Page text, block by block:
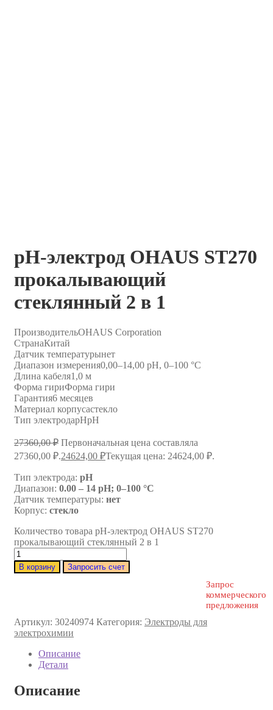
pH-электрод OHAUS ST270
прокалывающий
стеклянный 2 в 1
ПроизводительOHAUS Corporation
СтранаКитай
Датчик температурынет
Диапазон измерения0,00–14,00 pH, 0–100 °C
Длина кабеля1,0 м
Форма гириФорма гири
Гарантия6 месяцев
Материал корпусастекло
Тип электродаpHpH
27360,00₽ Первоначальная цена составляла
27360,00 ₽.24624,00 ₽Текущая цена: 24624,00 ₽.
Тип электрода: pH
Диапазон: 0.00 – 14 pH; 0–100 °C
Датчик температуры: нет
Корпус: стекло
Количество товара pH-электрод OHAUS ST270
прокалывающий стеклянный 2 в 1
В корзину Запросить счет
Запрос
коммерческого
предложения
Артикул: 30240974 Категория: Электроды для
электрохимии
Описание
Детали
Описание